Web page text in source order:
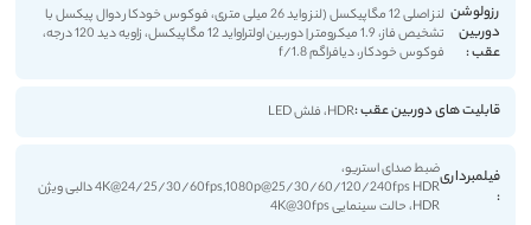
رزولوشن
دوربین
عقب :
لنز اصلی 12 مگاپیکسل (لنز واید 26 میلی متری، فوکوس خودکار دوال پیکسل با
تشخیص فاز، 1.9 میکرومتر | دوربین اولتراواید 12 مگاپیکسل، زاویه دید 120 درجه،
فوکوس خودکار، دیافراگم f/1.8
قابلیت های دوربین عقب :HDR، فلش LED
فیلمبرداری
:
ضبط صدای استریو،
4K@24/25/30/60fps,1080p@25/30/60/120/240fps HDR دالبی ویژن
HDR، حالت سینمایی 4K@30fps